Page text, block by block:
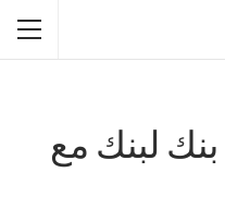
لبنك مع